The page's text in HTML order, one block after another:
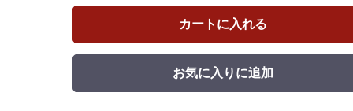
カートに入れる
お気に入りに追加